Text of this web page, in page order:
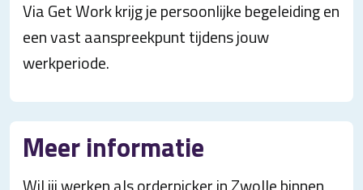
Via Get Work krijg je persoonlijke begeleiding en
een vast aanspreekpunt tijdens jouw
werkperiode.
Meer informatie